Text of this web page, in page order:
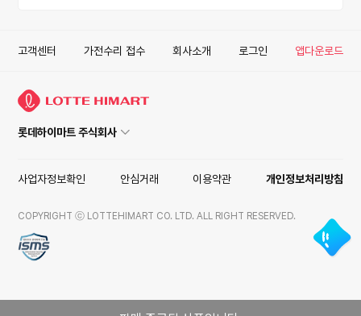
고객센터 가전수리 접수 회사소개 로그인 앱다운로드
롯데하이마트 주식회사
사업자정보확인 안심거래 이용약관 개인정보처리방침
COPYRIGHT ⓒ LOTTEHIMART CO. LTD. ALL RIGHT RESERVED.
ISMS